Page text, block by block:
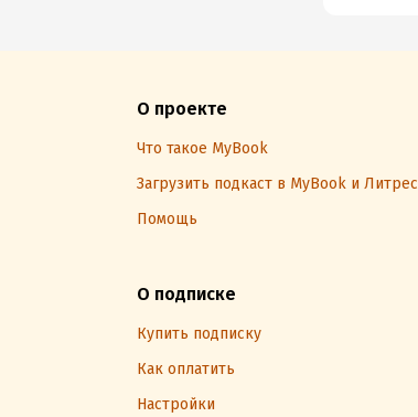
О проекте
Что такое MyBook
Загрузить подкаст в MyBook и Литрес
Помощь
О подписке
Купить подписку
Как оплатить
Настройки